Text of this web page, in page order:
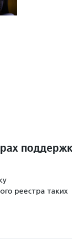
реестра таких